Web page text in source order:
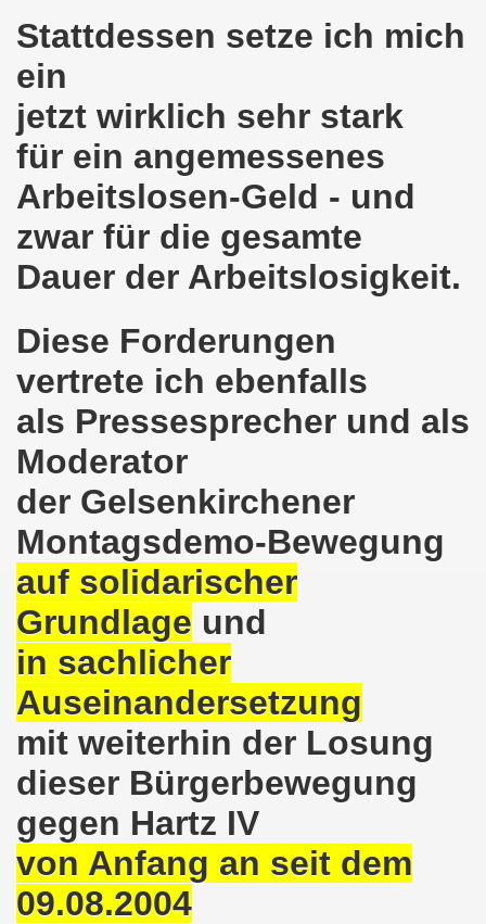
Stattdessen setze ich mich
ein
jetzt wirklich sehr stark
für ein angemessenes
Arbeitslosen-Geld - und
zwar für die gesamte
Dauer der Arbeitslosigkeit.
Diese Forderungen
vertrete ich ebenfalls
als Pressesprecher und als
Moderator
der Gelsenkirchener
Montagsdemo-Bewegung
auf solidarischer
Grundlage und
in sachlicher
Auseinandersetzung
mit weiterhin der Losung
dieser Bürgerbewegung
gegen Hartz IV
von Anfang an seit dem
09.08.2004
der Bundesweiten Montagsdemo-
Gelsenkirchener Montagsdemo-Bewegung am
am 13.05.2024 um 17.30 Uhr auf dem
Bewegung am 08.04.2024 auf dem Heinrich-König-
ruft auf am 11.03.2024 zum Jahrestag
Wir protestieren und wir demonstrieren gegen die
zeigt am 05.02.2024 Flagge um 17.30 Uhr
gestorben - Nachruf der Koordinierungsgruppe
Bewegung: Protest gegen Arbeitsplatzvernichtung
gegen Kundgebung und gegen Frank Oettler
durch die Innenstädte von Stuttgart, von Erfurt
Bewegung am 09.10.2023 um 17.30 Uhr auf dem
und von Martina Reichmann: Gelungenes Fest
Bewegung - feier am 11.09.2023 um 17.30 Uhr auf
Bewegung als Korrespondenz veröffentlicht von
solidarisiert sich am 10.07.2023 mit Jan
am 10.07.2023 auf dem Heinrich-König-
Bewegung Gelsenkirchen sagt am 12.06.2023 „Nein“